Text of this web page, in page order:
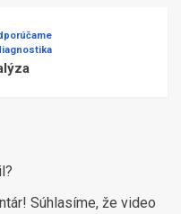
Súhlasíme, že video